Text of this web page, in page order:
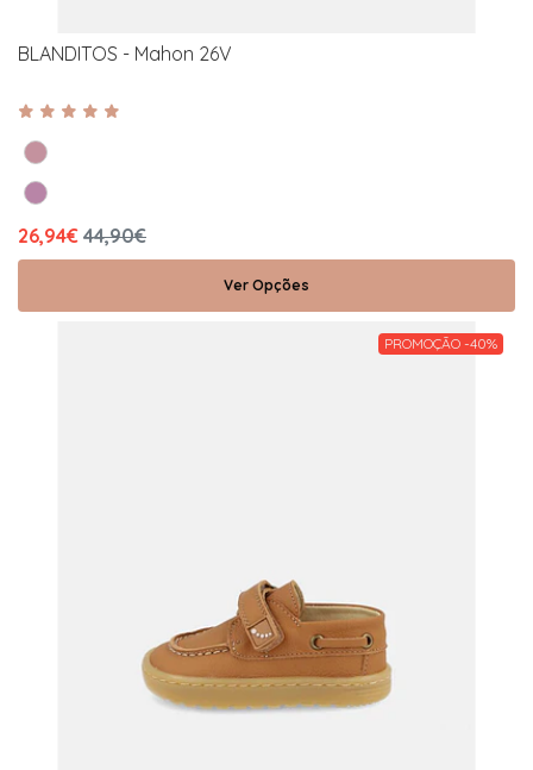
BLANDITOS - Mahon 26V
26,94€ 44,90€
Ver Opções
PROMOÇÃO -40%